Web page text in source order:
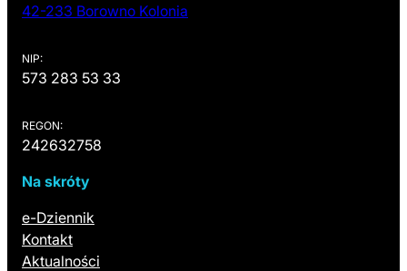
42-233 Borowno Kolonia
NIP:
573 283 53 33
REGON:
242632758
Na skróty
e-Dziennik
Kontakt
Aktualności